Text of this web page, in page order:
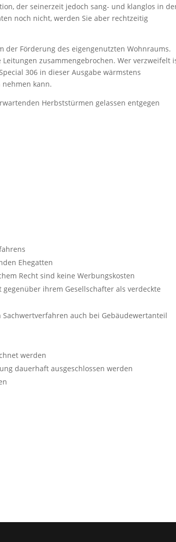
der seinerzeit jedoch sang- und klanglos in
noch nicht, werden Sie aber rechtzeitig
der Förderung des eigengenutzten Wohnraums.
zusammengebrochen. Wer verzweifelt
306 in dieser Ausgabe wärmstens
kann.
Herbststürmen gelassen entgegen
Ehegatten
Recht sind keine Werbungskosten
ihrem Gesellschafter als verdeckte
auch bei Gebäudewertanteil
werden
dauerhaft ausgeschlossen werden